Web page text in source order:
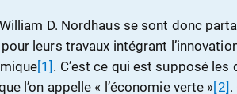
D. Nordhaus se sont donc
leurs travaux intégrant
[1] . C’est ce qui est supposé les
l’on appelle « l’économie verte »[2] .